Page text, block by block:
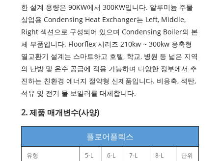
한 설계 용량은 90KW에서 300KW입니다. 알루미늄 주물
상업용 Condensing Heat Exchanger는 Left, Middle,
Right 섹션으로 구성되어 있으며 Condensing Boiler의 본
체 부품입니다. Floorflex 시리즈 210kw ~ 300kw 응축형
열교환기 설계는 스마트하고 호텔, 학교, 병원 등 넓은 지역
의 난방 및 온수 공급에 적용 가능하며 다양한 정부에서 추
진하는 친환경 에너지 절약형 신제품입니다. 비응축, 석탄,
석유 및 전기 물 보일러를 대체합니다.
2. 제품 매개변수(사양)
플로어플렉스
유형 5-L 6-L 7-L 8-L 단위